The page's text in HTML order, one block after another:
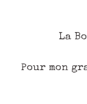
La
Pour mon